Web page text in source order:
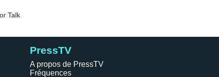
PressTV
A propos de PressTV
Fréquences